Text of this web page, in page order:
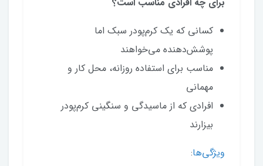
کسانی که یک کرم‌پودر سبک اما
پوشش‌دهنده می‌خواهند
مناسب برای استفاده روزانه، محل کار و
مهمانی
افرادی که از ماسیدگی و سنگینی کرم‌پودر
بیزارند
ویژگی‌‌‌ها: